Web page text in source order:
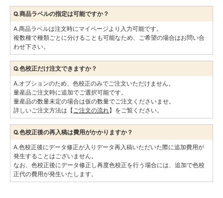
Q.商品ラベルの指定は可能ですか？
A.商品ラベルは注文時にマイページより入力可能です。
複数種で種類ごとに分けることも可能なため、ご希望の場合はお問い合
わせ下さい。
Q.色校正だけ注文できますか？
A.オプションのため、色校正のみでご注文いただけません。
量産品ご注文時に追加でご選択可能です。
量産品の数量未定の場合は仮の数量でご注文くださいませ。
詳しいご注文方法は【 ご注文の流れ】をご覧ください。
Q.色校正後の再入稿は費用がかかりますか？
A.色校正後にデータ修正が入りデータ再入稿いただいた際に追加費用が
発生することはございません。
なお、色校正後にデータ修正し再度色校正を行う場合には、追加で色校
正代の費用が発生いたします。